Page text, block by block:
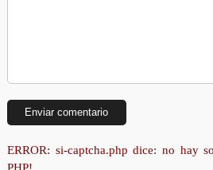
ERROR: si-captcha.php dice: no hay
PHP!